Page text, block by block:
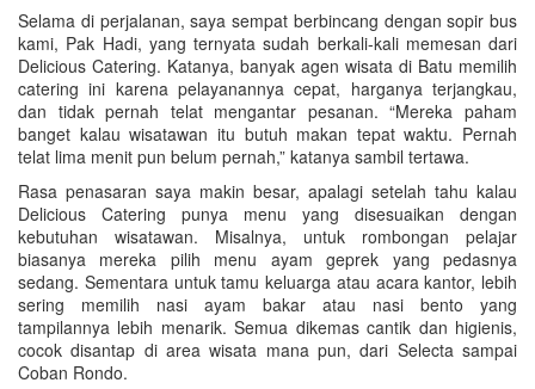
Selama di perjalanan, saya sempat berbincang dengan sopir bus
kami, Pak Hadi, yang ternyata sudah berkali-kali memesan dari
Delicious Catering. Katanya, banyak agen wisata di Batu memilih
catering ini karena pelayanannya cepat, harganya terjangkau,
dan tidak pernah telat mengantar pesanan. “Mereka paham
banget kalau wisatawan itu butuh makan tepat waktu. Pernah
telat lima menit pun belum pernah,” katanya sambil tertawa.
Rasa penasaran saya makin besar, apalagi setelah tahu kalau
Delicious Catering punya menu yang disesuaikan dengan
kebutuhan wisatawan. Misalnya, untuk rombongan pelajar
biasanya mereka pilih menu ayam geprek yang pedasnya
sedang. Sementara untuk tamu keluarga atau acara kantor, lebih
sering memilih nasi ayam bakar atau nasi bento yang
tampilannya lebih menarik. Semua dikemas cantik dan higienis,
cocok disantap di area wisata mana pun, dari Selecta sampai
Coban Rondo.